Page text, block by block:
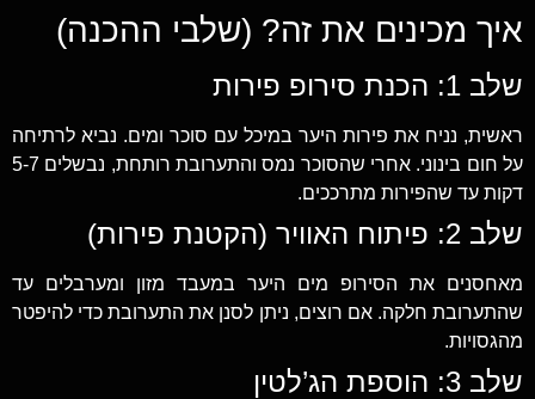
איך מכינים את זה? (שלבי ההכנה)
שלב 1: הכנת סירופ פירות
ראשית, נניח את פירות היער במיכל עם סוכר ומים. נביא לרתיחה
על חום בינוני. אחרי שהסוכר נמס והתערובת רותחת, נבשלים 5-7
דקות עד שהפירות מתרככים.
שלב 2: פיתוח האוויר (הקטנת פירות)
מאחסנים את הסירופ מים היער במעבד מזון ומערבלים עד
שהתערובת חלקה. אם רוצים, ניתן לסנן את התערובת כדי להיפטר
מהגסויות.
שלב 3: הוספת הג’לטין